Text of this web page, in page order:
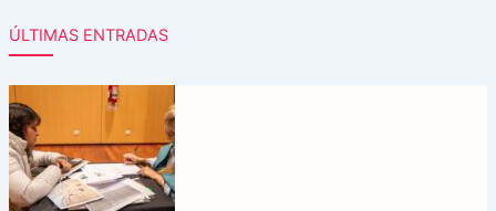
ÚLTIMAS ENTRADAS